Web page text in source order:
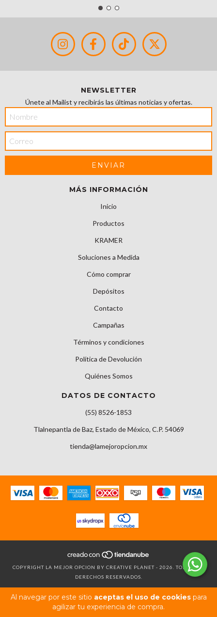
Al navegar por este sitio aceptas el uso de cookiespara
agilizar tu experiencia de compra.
NEWSLETTER
Únete al Mailist y recibirás las últimas noticias y ofertas.
MÁS INFORMACIÓN
Inicio
Productos
KRAMER
Soluciones a Medida
Cómo comprar
Depósitos
Contacto
Campañas
Términos y condiciones
Política de Devolución
Quiénes Somos
DATOS DE CONTACTO
(55) 8526-1853
Tlalnepantla de Baz, Estado de México, C.P. 54069
tienda@lamejoropcion.mx
COPYRIGHT LA MEJOR OPCION BY CREATIVE PLANET - 2026. TODOS LOS
DERECHOS RESERVADOS.